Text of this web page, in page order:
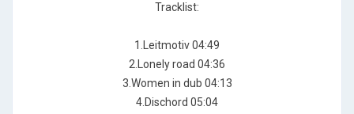
Tracklist:
1.Leitmotiv 04:49
2.Lonely road 04:36
3.Women in dub 04:13
4.Dischord 05:04